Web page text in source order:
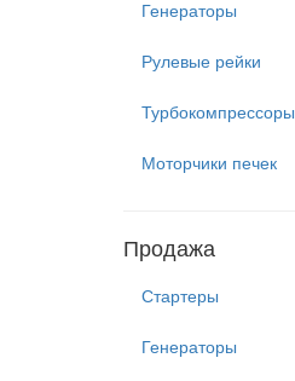
Генераторы
Рулевые рейки
Турбокомпрессоры
Моторчики печек
Продажа
Стартеры
Генераторы